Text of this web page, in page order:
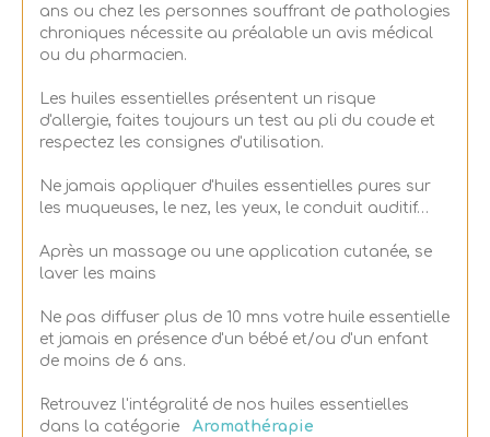
ans ou chez les personnes souffrant de pathologies
chroniques nécessite au préalable un avis médical
ou du pharmacien.
Les huiles essentielles présentent un risque
d'allergie, faites toujours un test au pli du coude et
respectez les consignes d'utilisation.
Ne jamais appliquer d'huiles essentielles pures sur
les muqueuses, le nez, les yeux, le conduit auditif…
Après un massage ou une application cutanée, se
laver les mains
Ne pas diffuser plus de 10 mns votre huile essentielle
et jamais en présence d'un bébé et/ou d'un enfant
de moins de 6 ans.
Retrouvez l'intégralité de nos huiles essentielles
dans la catégorie Aromathérapie